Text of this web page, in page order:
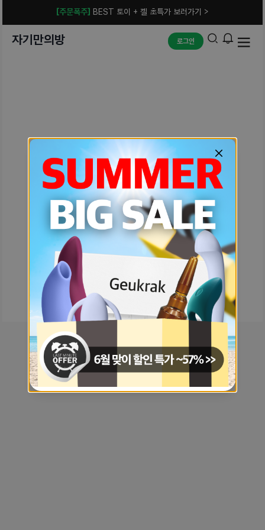
[주문폭주] BEST 토이 + 젤 초특가 보러가기 >
자기만의방 로그인
예상치 못한 에러입니다.